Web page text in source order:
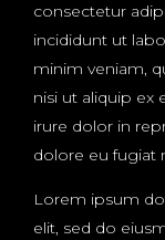
consectetur
incididunt ut
minim veniam,
nisi ut aliquip ex
irure dolor in
dolore eu fugiat
Lorem ipsum
elit, sed do